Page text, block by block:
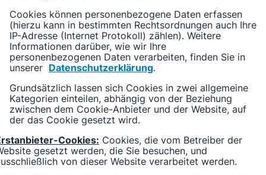
Cookies können personenbezogene Daten erfassen
(hierzu kann in bestimmten Rechtsordnungen auch Ihre
IP-Adresse (Internet Protokoll) zählen). Weitere
Informationen darüber, wie wir Ihre
personenbezogenen Daten verarbeiten, finden Sie in
unserer Datenschutzerklärung.
Grundsätzlich lassen sich Cookies in zwei allgemeine
Kategorien einteilen, abhängig von der Beziehung
zwischen dem Cookie-Anbieter und der Website, auf
der das Cookie gesetzt wird.
Cookies: Cookies, die vom Betreiber der
gesetzt werden, die Sie besuchen, und
von dieser Website verarbeitet werden.